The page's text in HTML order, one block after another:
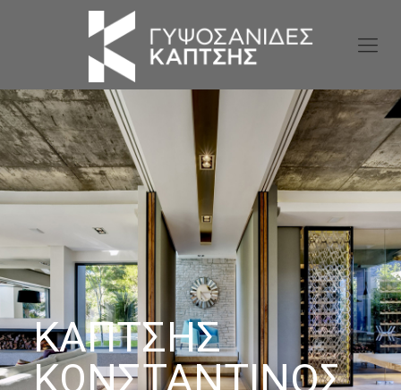
ΚΑΠΤΣΗΣ
ΚΩΝΣΤΑΝΤΙΝΟΣ